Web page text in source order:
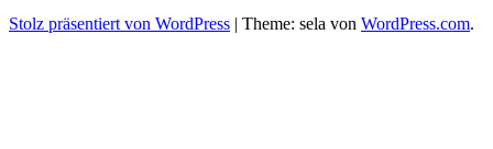
Facebook
Stolz präsentiert von WordPress | Theme: sela von WordPress.com.